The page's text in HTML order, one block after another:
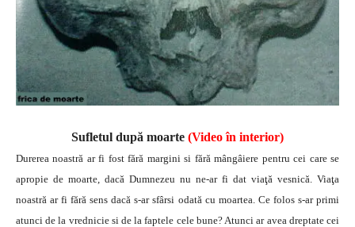
Sufletul după moarte (Video în interior)
Durerea noastră ar fi fost fără margini si fără mângâiere pentru cei care se
apropie de moarte, dacă Dumnezeu nu ne-ar fi dat viaţă vesnică. Viaţa
noastră ar fi fără sens dacă s-ar sfârsi odată cu moartea. Ce folos s-ar primi
atunci de la vrednicie si de la faptele cele bune? Atunci ar avea dreptate cei